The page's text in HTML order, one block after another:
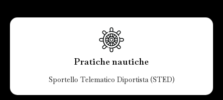
Pratiche nautiche
Sportello Telematico Diportista (STED)